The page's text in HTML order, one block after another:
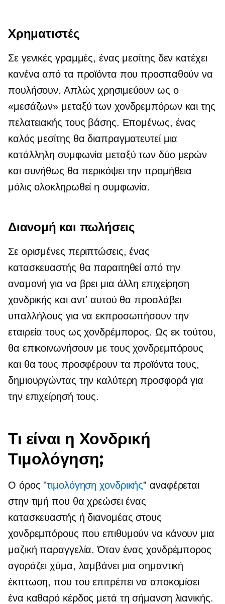
Χρηματιστές
Σε γενικές γραμμές, ένας μεσίτης δεν κατέχει
κανένα από τα προϊόντα που προσπαθούν να
πουλήσουν. Απλώς χρησιμεύουν ως ο
«μεσάζων» μεταξύ των χονδρεμπόρων και της
πελατειακής τους βάσης. Επομένως, ένας
καλός μεσίτης θα διαπραγματευτεί μια
κατάλληλη συμφωνία μεταξύ των δύο μερών
και συνήθως θα περικόψει την προμήθεια
μόλις ολοκληρωθεί η συμφωνία.
Διανομή και πωλήσεις
Σε ορισμένες περιπτώσεις, ένας
κατασκευαστής θα παραιτηθεί από την
αναμονή για να βρει μια άλλη επιχείρηση
χονδρικής και αντ' αυτού θα προσλάβει
υπαλλήλους για να εκπροσωπήσουν την
εταιρεία τους ως χονδρέμπορος. Ως εκ τούτου,
θα επικοινωνήσουν με τους χονδρεμπόρους
και θα τους προσφέρουν τα προϊόντα τους,
δημιουργώντας την καλύτερη προσφορά για
την επιχείρησή τους.
Τι είναι η Χονδρική
Τιμολόγηση;
Ο όρος "τιμολόγηση χονδρικής” αναφέρεται
στην τιμή που θα χρεώσει ένας
κατασκευαστής ή διανομέας στους
χονδρεμπόρους που επιθυμούν να κάνουν μια
μαζική παραγγελία. Όταν ένας χονδρέμπορος
αγοράζει χύμα, λαμβάνει μια σημαντική
έκπτωση, που του επιτρέπει να αποκομίσει
ένα καθαρό κέρδος μετά τη σήμανση λιανικής.